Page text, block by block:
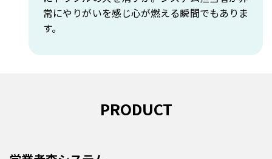
常にやりがいを感じ心が燃える瞬間でもありま
す。
PRODUCT